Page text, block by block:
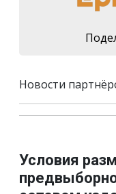
Новости
Условия